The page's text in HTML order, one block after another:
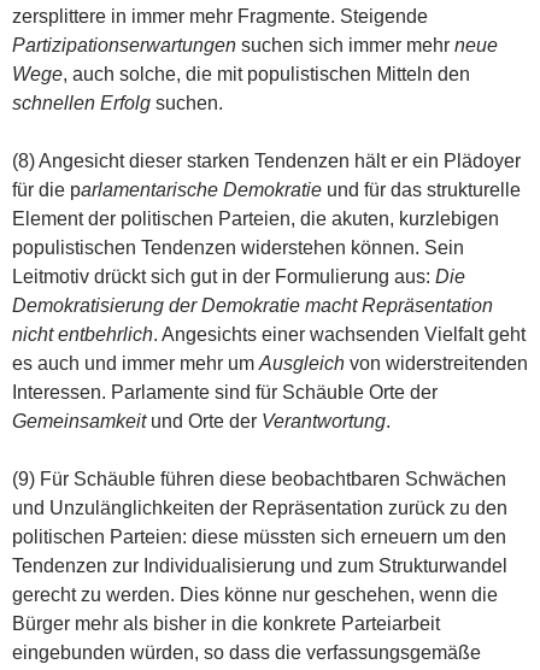
zersplittere in immer mehr Fragmente. Steigende
Partizipationserwartungen suchen sich immer mehr neue
Wege, auch solche, die mit populistischen Mitteln den
schnellen Erfolg suchen.
(8) Angesicht dieser starken Tendenzen hält er ein Plädoyer
für die parlamentarische Demokratie und für das strukturelle
Element der politischen Parteien, die akuten, kurzlebigen
populistischen Tendenzen widerstehen können. Sein
Leitmotiv drückt sich gut in der Formulierung aus: Die
Demokratisierung der Demokratie macht Repräsentation
nicht entbehrlich. Angesichts einer wachsenden Vielfalt geht
es auch und immer mehr um Ausgleich von widerstreitenden
Interessen. Parlamente sind für Schäuble Orte der
Gemeinsamkeit und Orte der Verantwortung.
(9) Für Schäuble führen diese beobachtbaren Schwächen
und Unzulänglichkeiten der Repräsentation zurück zu den
politischen Parteien: diese müssten sich erneuern um den
Tendenzen zur Individualisierung und zum Strukturwandel
gerecht zu werden. Dies könne nur geschehen, wenn die
Bürger mehr als bisher in die konkrete Parteiarbeit
eingebunden würden, so dass die verfassungsgemäße